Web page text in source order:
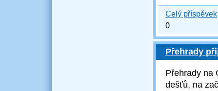
Celý příspěvek
0
Přehrady
Přehrady na
dešťů, na